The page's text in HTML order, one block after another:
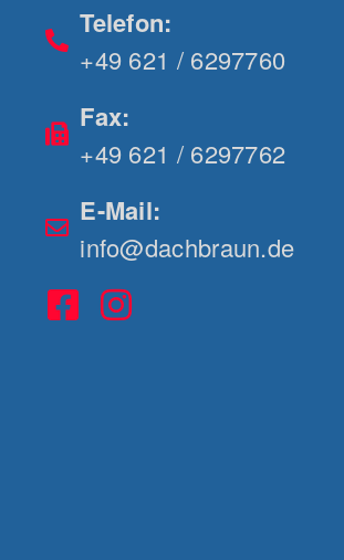
Telefon:
+49 621 / 6297760
Fax:
+49 621 / 6297762
E-Mail:
info@dachbraun.de